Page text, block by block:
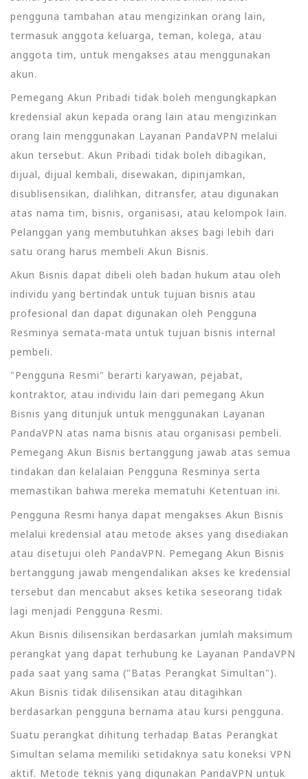
pengguna tambahan atau mengizinkan orang lain,
termasuk anggota keluarga, teman, kolega, atau
anggota tim, untuk mengakses atau menggunakan
akun.
Pemegang Akun Pribadi tidak boleh mengungkapkan
kredensial akun kepada orang lain atau mengizinkan
orang lain menggunakan Layanan PandaVPN melalui
akun tersebut. Akun Pribadi tidak boleh dibagikan,
dijual, dijual kembali, disewakan, dipinjamkan,
disublisensikan, dialihkan, ditransfer, atau digunakan
atas nama tim, bisnis, organisasi, atau kelompok lain.
Pelanggan yang membutuhkan akses bagi lebih dari
satu orang harus membeli Akun Bisnis.
Akun Bisnis dapat dibeli oleh badan hukum atau oleh
individu yang bertindak untuk tujuan bisnis atau
profesional dan dapat digunakan oleh Pengguna
Resminya semata-mata untuk tujuan bisnis internal
pembeli.
"Pengguna Resmi" berarti karyawan, pejabat,
kontraktor, atau individu lain dari pemegang Akun
Bisnis yang ditunjuk untuk menggunakan Layanan
PandaVPN atas nama bisnis atau organisasi pembeli.
Pemegang Akun Bisnis bertanggung jawab atas semua
tindakan dan kelalaian Pengguna Resminya serta
memastikan bahwa mereka mematuhi Ketentuan ini.
Pengguna Resmi hanya dapat mengakses Akun Bisnis
melalui kredensial atau metode akses yang disediakan
atau disetujui oleh PandaVPN. Pemegang Akun Bisnis
bertanggung jawab mengendalikan akses ke kredensial
tersebut dan mencabut akses ketika seseorang tidak
lagi menjadi Pengguna Resmi.
Akun Bisnis dilisensikan berdasarkan jumlah maksimum
perangkat yang dapat terhubung ke Layanan PandaVPN
pada saat yang sama ("Batas Perangkat Simultan").
Akun Bisnis tidak dilisensikan atau ditagihkan
berdasarkan pengguna bernama atau kursi pengguna.
Suatu perangkat dihitung terhadap Batas Perangkat
Simultan selama memiliki setidaknya satu koneksi VPN
aktif. Metode teknis yang digunakan PandaVPN untuk